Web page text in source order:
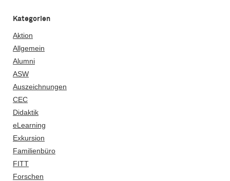
Kategorien
Aktion
Allgemein
Alumni
ASW
Auszeichnungen
CEC
Didaktik
eLearning
Exkursion
Familienbüro
FITT
Forschen